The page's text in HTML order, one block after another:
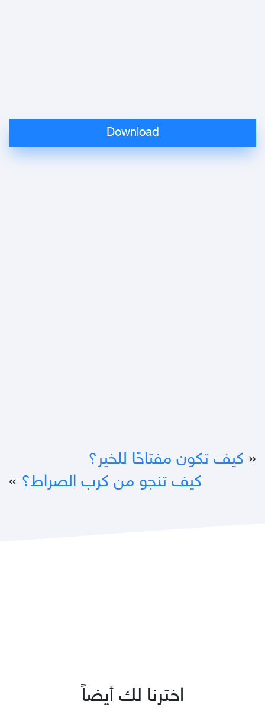
« كيف تكون مفتاحًا للخير؟
كيف تنجو من كرب الصراط؟ »
اخترنا لك أيضاً